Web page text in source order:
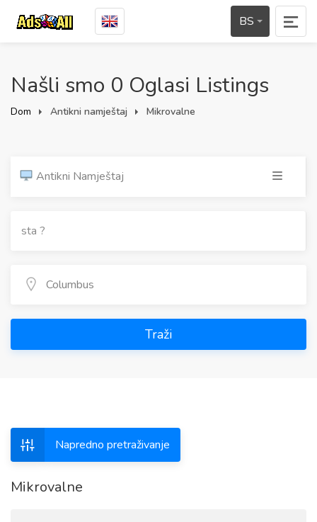
BS
Našli smo 0 Oglasi Listings
Dom Antikni namještaj Mikrovalne
Antikni Namještaj
Traži
Napredno pretraživanje
Mikrovalne